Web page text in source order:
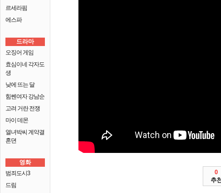
르세라핌
에스파
드라마
오징어 게임
효심이네 각자도
생
낮에 뜨는 달
힘쎈여자 강남순
고려 거란 전쟁
마이 데몬
열녀박씨 계약결
혼뎐
영화
범죄도시3
드림
0
추